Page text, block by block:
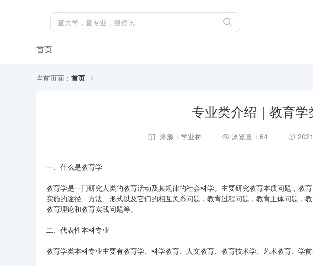
首页
当前页面： 首页
专业类介绍｜教育学
来源：学业桥 浏览量：64
一、什么是教育学
教育学是一门研究人类的教育活动及其规律的社会科学。主要研究教育本质问题，教
实施的途径、方法、形式以及它们的相互关系问题，教育过程问题，教育主体问题，
教育理论和教育实践问题等。
二、代表性本科专业
教育学类本科专业主要有教育学、科学教育、人文教育、教育技术学、艺术教育、学